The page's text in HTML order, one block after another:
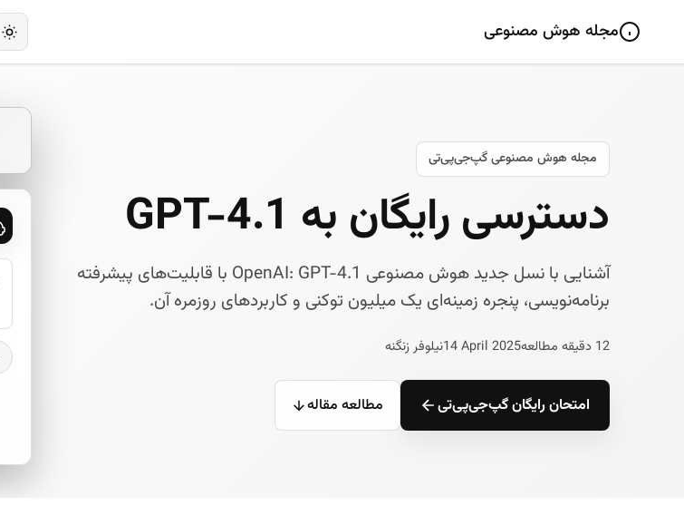
مجله هوش مصنوعی
مجله هوش مصنوعی گپ‌جی‌پی‌تی
دسترسی رایگان به GPT-4.1
آشنایی با نسل جدید هوش مصنوعی OpenAI: GPT-4.1 با قابلیت‌های پیشرفته
برنامه‌نویسی، پنجره زمینه‌ای یک میلیون توکنی و کاربردهای روزمره آن.
12 دقیقه مطالعه 14 April 2025نیلوفر زنگنه
امتحان رایگان گپ‌جی‌پی‌تی مطالعه مقاله